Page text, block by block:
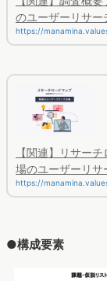
のユーザーリサー
https://
【関連】リサー
場のユーザーリサ
https://
●構成要素